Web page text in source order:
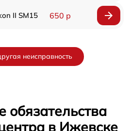
II SM15 650 р
неисправность
обязательства
в Ижевске